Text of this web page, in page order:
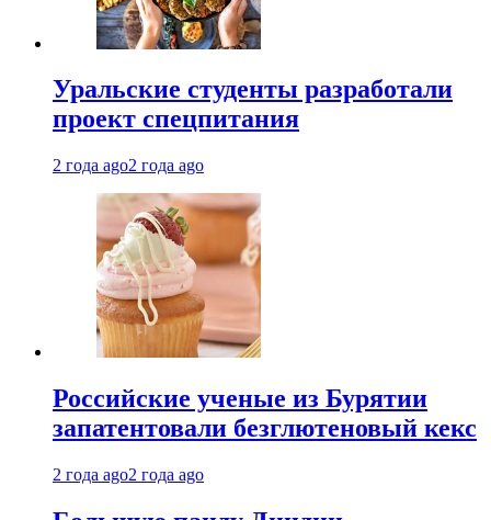
Уральские студенты разработали
проект спецпитания
2 года ago2 года ago
Российские ученые из Бурятии
запатентовали безглютеновый кекс
2 года ago2 года ago